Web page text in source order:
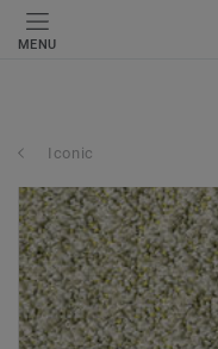
MENU
Iconic